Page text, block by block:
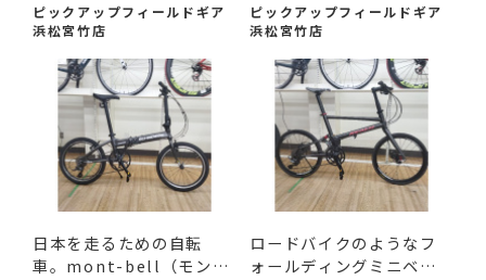
ピックアップフィールドギア
浜松宮竹店
ピックアップフィールドギア
浜松宮竹店
日本を走るための自転
車。mont-bell（モンベ
ロードバイクのようなフ
ォールディングミニベ